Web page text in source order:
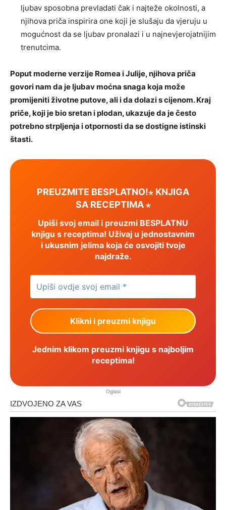
ljubav sposobna prevladati čak i najteže okolnosti, a
njihova priča inspirira one koji je slušaju da vjeruju u
mogućnost da se ljubav pronalazi i u najnevjerojatnijim
trenutcima.
Poput moderne verzije Romea i Julije, njihova priča
govori nam da je ljubav moćna snaga koja može
promijeniti životne putove, ali i da dolazi s cijenom. Kraj
priče, koji je bio sretan i plodan, ukazuje da je često
potrebno strpljenja i otpornosti da se dostigne istinski
štasti.
PREUZMITE BESPLATNO!⋆ KNJIGA
SA RECEPTIMA ⋆
Upiši svoj email i preuzmi BESPLATNU
knjigu s receptima! Uživaj u jednostavnim
i ukusnim jelima koja će osvojiti tvoje
najdraže.
Jednim klikom preuzmi knjigu s najboljim
receptima!
Oglasi